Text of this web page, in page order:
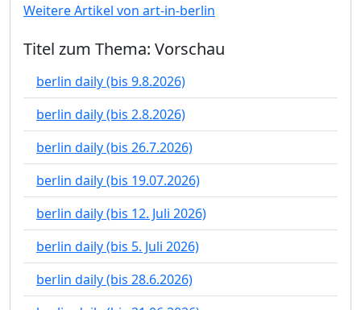
Weitere Artikel von art-in-berlin
Titel zum Thema: Vorschau
berlin daily (bis 9.8.2026)
berlin daily (bis 2.8.2026)
berlin daily (bis 26.7.2026)
berlin daily (bis 19.07.2026)
berlin daily (bis 12. Juli 2026)
berlin daily (bis 5. Juli 2026)
berlin daily (bis 28.6.2026)